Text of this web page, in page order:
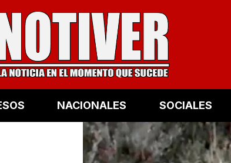
NACIONALES SOCIALES